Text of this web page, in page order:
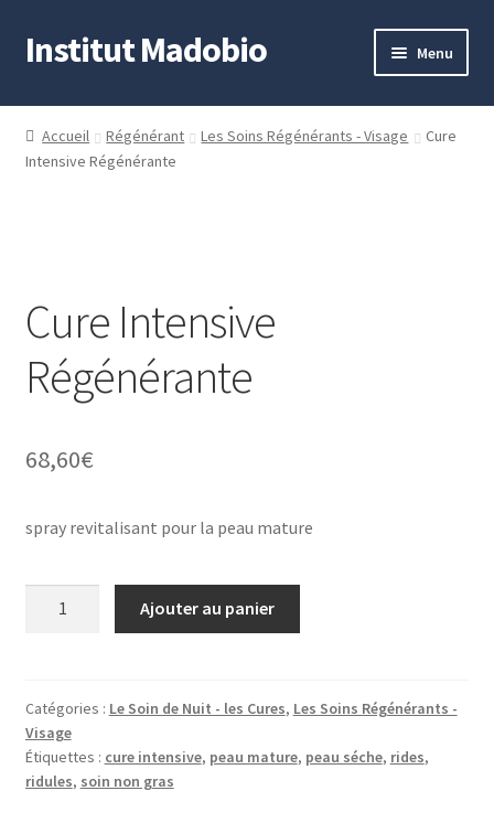
Aller
à
Aller
au
Institut Madobio Menu
Accueil
Contact
Validation de la commande
Accueil Régénérant Les Soins Régénérants - Visage
Cure
Intensive Régénérante
Cure Intensive
Régénérante
68,60€
spray revitalisant pour la peau mature
Régénérante
Ajouter au panier
Catégories : Le Soin de Nuit - les Cures, Les Soins Régénérants -
Visage
Étiquettes : cure intensive, peau mature, peau séche, rides,
ridules, soin non gras